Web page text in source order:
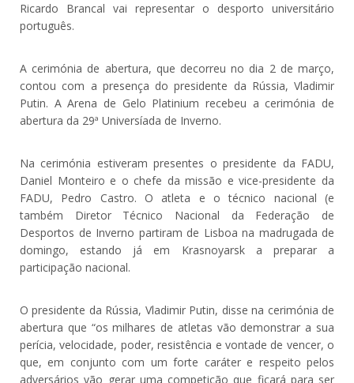
Ricardo Brancal vai representar o desporto universitário
português.
A cerimónia de abertura, que decorreu no dia 2 de março,
contou com a presença do presidente da Rússia, Vladimir
Putin. A Arena de Gelo Platinium recebeu a cerimónia de
abertura da 29ª Universíada de Inverno.
Na cerimónia estiveram presentes o presidente da FADU,
Daniel Monteiro e o chefe da missão e vice-presidente da
FADU, Pedro Castro. O atleta e o técnico nacional (e
também Diretor Técnico Nacional da Federação de
Desportos de Inverno partiram de Lisboa na madrugada de
domingo, estando já em Krasnoyarsk a preparar a
participação nacional.
O presidente da Rússia, Vladimir Putin, disse na cerimónia de
abertura que “os milhares de atletas vão demonstrar a sua
perícia, velocidade, poder, resistência e vontade de vencer, o
que, em conjunto com um forte caráter e respeito pelos
adversários vão gerar uma competição que ficará para ser